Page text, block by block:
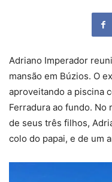
Adriano Imperador
mansão em Búzios. O
aproveitando a piscina
Ferradura ao fundo. No
de seus três filhos,
colo do papai, e de um